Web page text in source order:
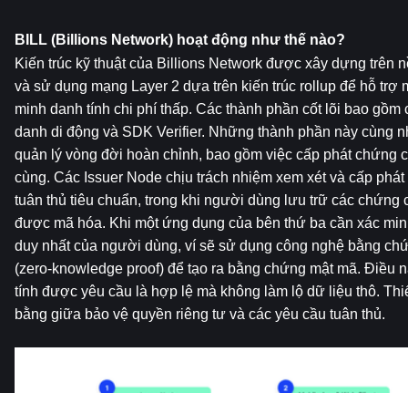
BILL (Billions Network) hoạt động như thế nào?
Kiến trúc kỹ thuật của Billions Network được xây dựng trên
và sử dụng mạng Layer 2 dựa trên kiến ​​trúc rollup để hỗ trợ
minh danh tính chi phí thấp. Các thành phần cốt lõi bao gồm
danh di động và SDK Verifier. Những thành phần này cùng
quản lý vòng đời hoàn chỉnh, bao gồm việc cấp phát chứng
cùng. Các Issuer Node chịu trách nhiệm xem xét và cấp
tuân thủ tiêu chuẩn, trong khi người dùng lưu trữ các chứng
được mã hóa. Khi một ứng dụng của bên thứ ba cần xác
duy nhất của người dùng, ví sẽ sử dụng công nghệ bằng
(zero-knowledge proof) để tạo ra bằng chứng mật mã. Điều
tính được yêu cầu là hợp lệ mà không làm lộ dữ liệu thô.
bằng giữa bảo vệ quyền riêng tư và các yêu cầu tuân thủ.